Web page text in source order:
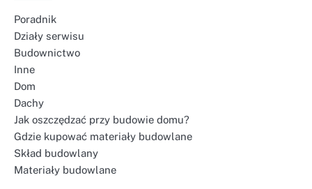
Poradnik
Działy serwisu
Budownictwo
Inne
Dom
Dachy
Jak oszczędzać przy budowie domu?
Gdzie kupować materiały budowlane
Skład budowlany
Materiały budowlane